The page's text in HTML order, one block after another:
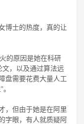
博士的热度，真的让
的原因是她在科研
，以及通过算法远
盘需要花费大量人工
，但由于她是在阿里
字眼，有人就质疑阿